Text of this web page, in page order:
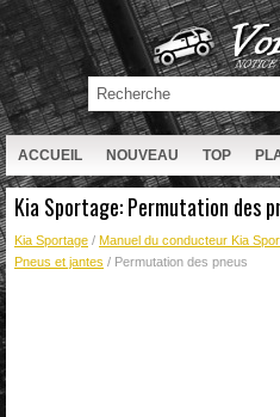
ACCUEIL NOUVEAU TOP
RECHERCHE
Kia Sportage: Permutation des
Kia Sportage / Manuel du conducteur Kia
Pneus et jantes / Permutation des pneus